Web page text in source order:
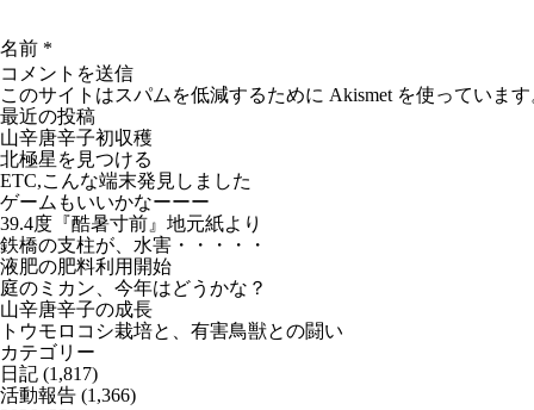
名前 *
このサイトはスパムを低減するために Akismet を使っていま
最近の投稿
山辛唐辛子初収穫
北極星を見つける
ETC,こんな端末発見しました
ゲームもいいかなーーー
39.4度『酷暑寸前』地元紙より
鉄橋の支柱が、水害・・・・・
液肥の肥料利用開始
庭のミカン、今年はどうかな？
山辛唐辛子の成長
トウモロコシ栽培と、有害鳥獣との闘い
カテゴリー
日記 (1,817)
活動報告 (1,366)